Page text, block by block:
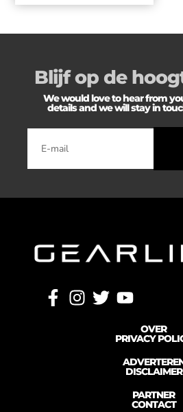
Blijf op de
We would love to hear from
details and we will stay in
OVER
PRIVACY
DISCLAIMER
PARTNER
CONTACT